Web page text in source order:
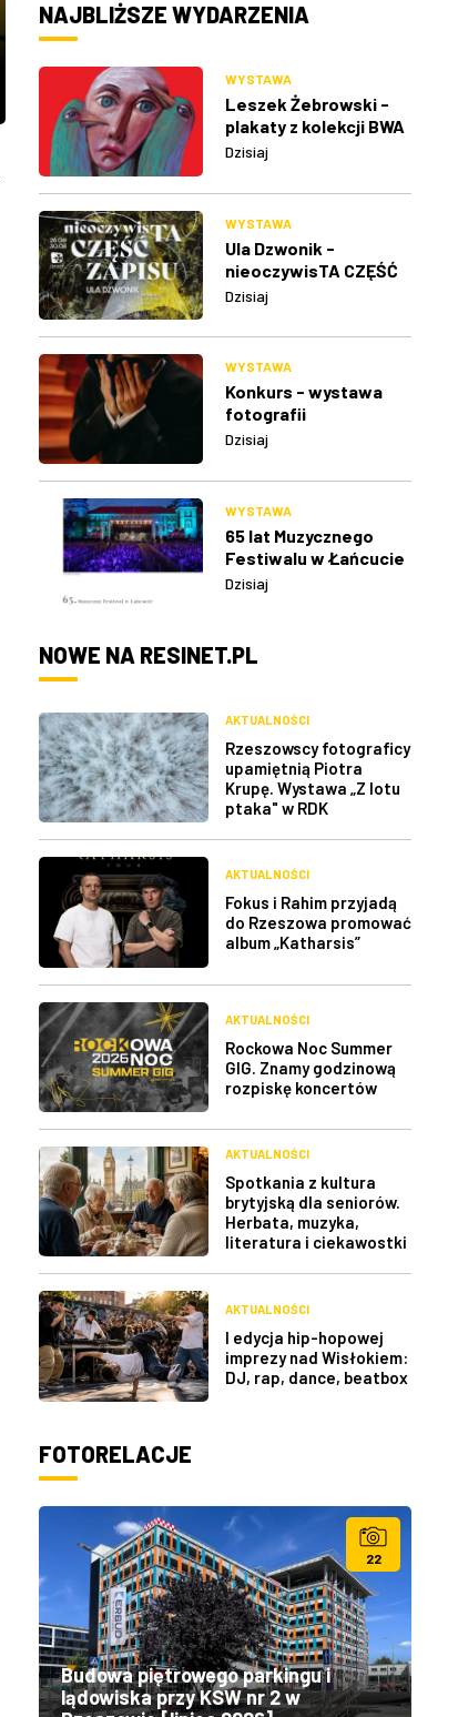
NAJBLIŻSZE WYDARZENIA
WYSTAWA
Leszek Żebrowski -
plakaty z kolekcji BWA
w Rzeszowie
Dzisiaj
WYSTAWA
Ula Dzwonik -
nieoczywisTA CZĘŚĆ
ZAPISU
Dzisiaj
WYSTAWA
Konkurs - wystawa
fotografii
Dzisiaj
WYSTAWA
65 lat Muzycznego
Festiwalu w Łańcucie
Dzisiaj
NOWE NA RESINET.PL
AKTUALNOŚCI
Rzeszowscy fotograficy
upamiętnią Piotra
Krupę. Wystawa „Z lotu
ptaka" w RDK
AKTUALNOŚCI
Fokus i Rahim przyjadą
do Rzeszowa promować
album „Katharsis”
AKTUALNOŚCI
Rockowa Noc Summer
GIG. Znamy godzinową
rozpiskę koncertów
AKTUALNOŚCI
Spotkania z kultura
brytyjską dla seniorów.
Herbata, muzyka,
literatura i ciekawostki
AKTUALNOŚCI
I edycja hip-hopowej
imprezy nad Wisłokiem:
DJ, rap, dance, beatbox
FOTORELACJE
22
Budowa piętrowego parkingu i
lądowiska przy KSW nr 2 w